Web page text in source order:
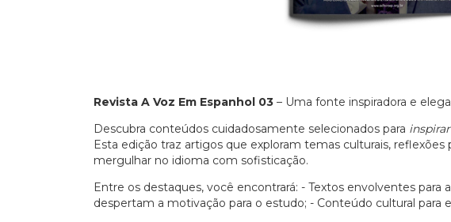
Revista A Voz Em Espanhol 03 – Uma fonte inspiradora e
Descubra conteúdos cuidadosamente selecionados para inspirar
Esta edição traz artigos que exploram temas culturais, reflexões
mergulhar no idioma com sofisticação.
Entre os destaques, você encontrará: - Textos envolventes para
despertam a motivação para o estudo; - Conteúdo cultural para